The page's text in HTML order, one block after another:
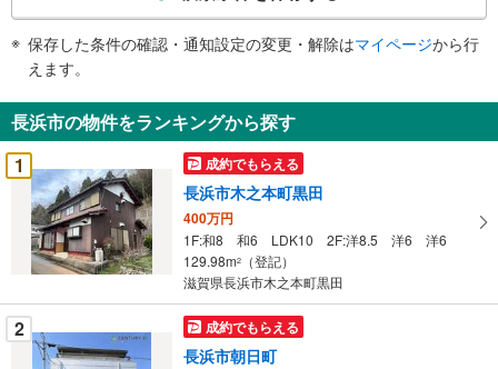
知
を
受
け
件
を
保存した条件の確認・通知設定の変更・解除はマイページから行
えます。
長浜市の物件をランキングから探す
1
成約でもらえる
長浜市木之本町黒田
400万円
1F:和8 和6 LDK10 2F:洋8.5 洋6 洋6
129.98m2
（登記）
滋賀県長浜市木之本町黒田
2 成約でもらえる
長浜市朝日町